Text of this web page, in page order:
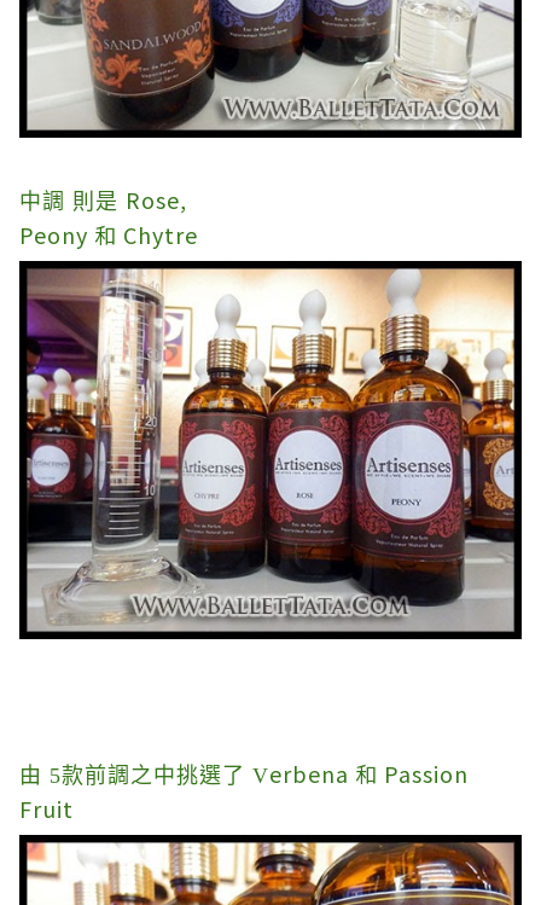
中調 則是 Rose,
Peony 和 Chytre
由 5款前調之中挑選了 Verbena 和 Passion
Fruit